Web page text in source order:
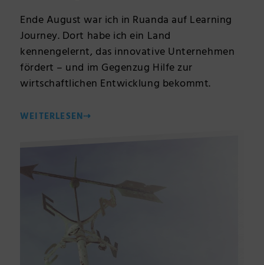
Ende August war ich in Ruanda auf Learning
Journey. Dort habe ich ein Land
kennengelernt, das innovative Unternehmen
fördert – und im Gegenzug Hilfe zur
wirtschaftlichen Entwicklung bekommt.
WEITERLESEN⇢